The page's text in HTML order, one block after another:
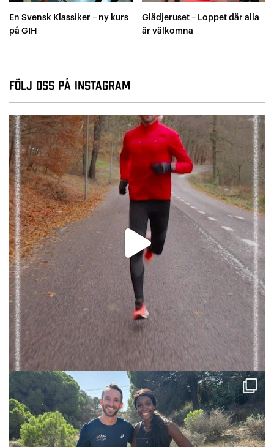
En Svensk Klassiker – ny kurs
på GIH
Glädjeruset – Loppet där alla
är välkomna
Följ oss på Instagram